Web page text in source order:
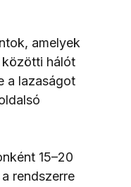
amelyek
hálót
a lazaságot
15–20
rendszerre